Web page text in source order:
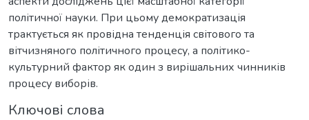
політичної науки. При цьому демократизація
трактується як провідна тенденція світового та
вітчизняного політичного процесу, а політико-
культурний фактор як один з вирішальних чинників
процесу виборів.
Ключові слова